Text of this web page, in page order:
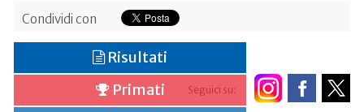
Condividi con
Seguici su:
Risultati
Primati